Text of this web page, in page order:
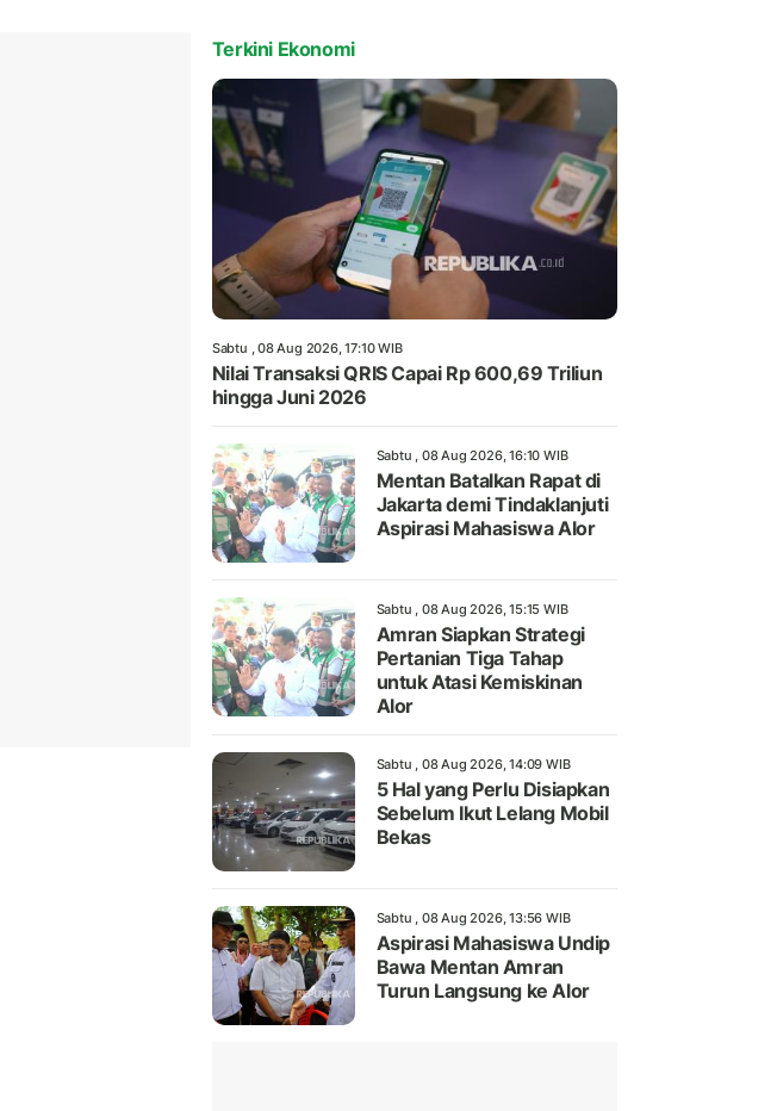
Terkini Ekonomi
Sabtu , 08 Aug 2026, 17:10 WIB
Nilai Transaksi QRIS Capai Rp 600,69 Triliun
hingga Juni 2026
Sabtu , 08 Aug 2026, 16:10 WIB
Mentan Batalkan Rapat di
Jakarta demi Tindaklanjuti
Aspirasi Mahasiswa Alor
Sabtu , 08 Aug 2026, 15:15 WIB
Amran Siapkan Strategi
Pertanian Tiga Tahap
untuk Atasi Kemiskinan
Alor
Sabtu , 08 Aug 2026, 14:09 WIB
5 Hal yang Perlu Disiapkan
Sebelum Ikut Lelang Mobil
Bekas
Sabtu , 08 Aug 2026, 13:56 WIB
Aspirasi Mahasiswa Undip
Bawa Mentan Amran
Turun Langsung ke Alor